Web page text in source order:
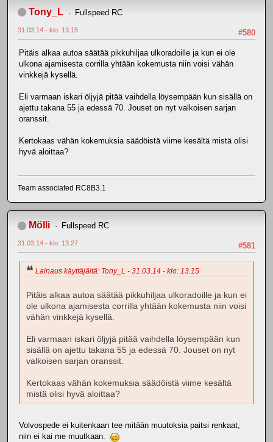
Tony_L Fullspeed RC
#580
31.03.14 - klo: 13.15
Pitäis alkaa autoa säätää pikkuhiljaa ulkoradoille ja kun ei ole
ulkona ajamisesta corrilla yhtään kokemusta niin voisi vähän
vinkkejä kysellä.
Eli varmaan iskari öljyjä pitää vaihdella löysempään kun sisällä on
ajettu takana 55 ja edessä 70. Jouset on nyt valkoisen sarjan
oranssit.
Kertokaas vähän kokemuksia säädöistä viime kesältä mistä olisi
hyvä aloittaa?
Team associated RC8B3.1
Mölli Fullspeed RC
#581
31.03.14 - klo: 13.27
Lainaus käyttäjältä: Tony_L - 31.03.14 - klo: 13.15
Pitäis alkaa autoa säätää pikkuhiljaa ulkoradoille ja kun ei
ole ulkona ajamisesta corrilla yhtään kokemusta niin voisi
vähän vinkkejä kysellä.
Eli varmaan iskari öljyjä pitää vaihdella löysempään kun
sisällä on ajettu takana 55 ja edessä 70. Jouset on nyt
valkoisen sarjan oranssit.
Kertokaas vähän kokemuksia säädöistä viime kesältä
mistä olisi hyvä aloittaa?
Volvospede ei kuitenkaan tee mitään muutoksia paitsi renkaat,
niin ei kai me muutkaan.